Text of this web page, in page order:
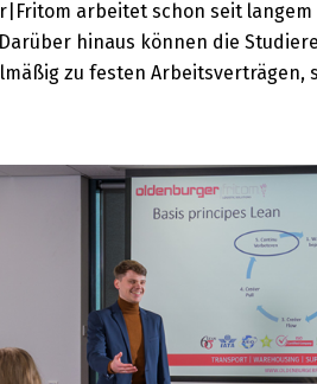
arbeitet schon seit langem
hinaus können die
zu festen Arbeitsverträgen,